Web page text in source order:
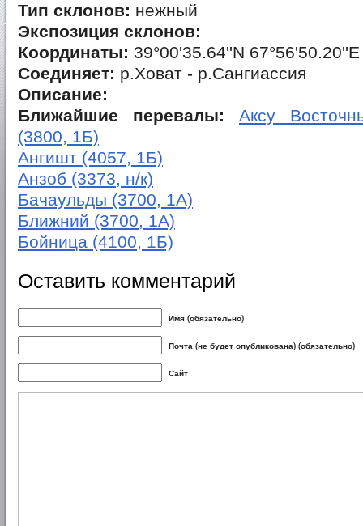
Тип склонов: нежный
Экспозиция склонов:
Координаты: 39°00'35.64''N 67°56'50.20''E
Соединяет: р.Ховат - р.Сангиассия
Описание:
Ближайшие перевалы:
Аксу
(3800, 1Б)
Ангишт (4057, 1Б)
Анзоб (3373, н/к)
Бачаульды (3700, 1А)
Ближний (3700, 1А)
Бойница (4100, 1Б)
Оставить комментарий
Имя (обязательно)
Почта (не будет опубликована) (обязательно)
Сайт